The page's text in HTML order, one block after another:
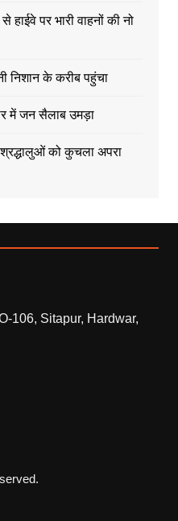
पर भारी वाहनों की नो
निशान के करीब पहुंचा
में जन सैलाब उमड़ा
को कुचला अपरा
106, Sitapur, Hardwar,